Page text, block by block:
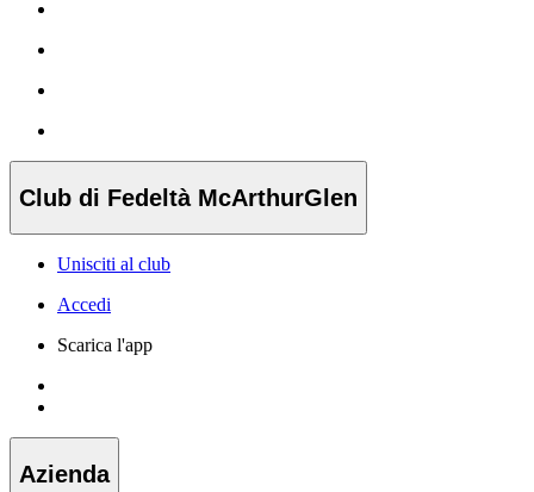
Club di Fedeltà McArthurGlen
Unisciti al club
Accedi
Scarica l'app
Azienda